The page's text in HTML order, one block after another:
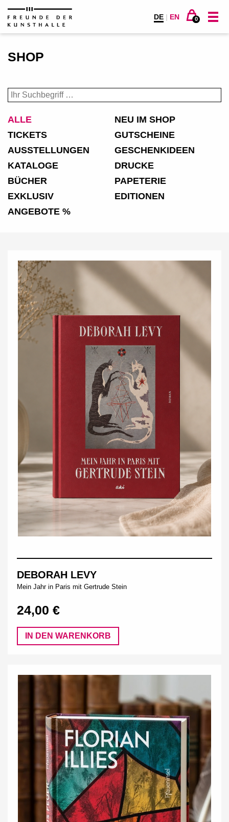
DE | EN 0
SHOP
ALLE
NEU IM SHOP
TICKETS
GUTSCHEINE
AUSSTELLUNGEN
GESCHENKIDEEN
KATALOGE
DRUCKE
BÜCHER
PAPETERIE
EXKLUSIV
EDITIONEN
ANGEBOTE %
DEBORAH LEVY
Mein Jahr in Paris mit Gertrude Stein
24,00 €
IN DEN WARENKORB